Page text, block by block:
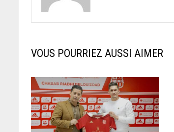
VOUS POURRIEZ AUSSI AIMER